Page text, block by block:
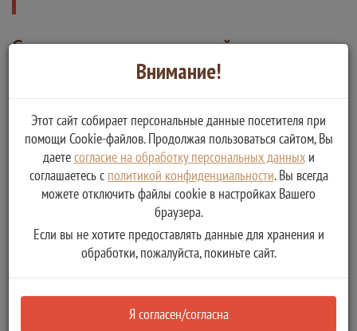
Сведения о государственной услуге
Реестровый номер услуги:
6900000000177981015
Дата размещения сведений в Региональном реестре
государственных услуг:
Дата последнего обновления сведений в Региональном реестре
государственных услуг:
07 апреля 2021
Порядок обжалования
Внимание!
Этот сайт собирает персональные данные посетителя при
помощи Cookie-файлов. Продолжая пользоваться сайтом, Вы
даетесогласие на обработку персональных данныхи
соглашаетесь с политикой конфиденциальности. Вы всегда
можете отключить файлы cookie в настройках Вашего
браузера.
Если вы не хотите предоставлять данные для хранения и
обработки, пожалуйста, покиньте сайт.
Я согласен/согласна